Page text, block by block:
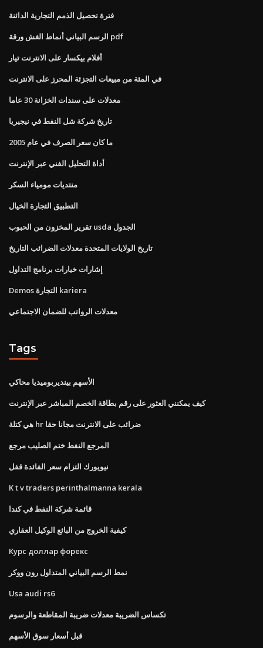
فترة تحصيل الذمم التجارية الدائنة
الرسم البياني أنماط الغش ورقة pdf
أفلام بيكسار على الانترنت تيار
في المئة من مبيعات التجزئة المحرز على الانترنت
معدلات على سندات الخزانة 30 عاما
تاريخ شركة شل النفط في نيجيريا
ما كان سعر الصرف في عام 2005
أداة التحليل الفني عبر الإنترنت
منتديات مومياء السكر
التطبيق التجارة الخيال
تقرير المخزون من الحبوب usda الجدول
تاريخ الولايات المتحدة معدلات الضرائب التاريخ
إشارات خيارات برنامج التداول
Demos التجارة kariera
معدلات الرواتب للضمان الاجتماعي
Tags
الأسهم بينديربوميديا ​​محاكي
كيف يمكنني العثور على رقم بطاقة الخصم المباشر عبر الإنترنت
هي كتلة hr ضرائب على الانترنت مجانا حقا
المرجع النفط ختم الصليب مرجع
نيويورك التزام سعر الفائدة قفل
K t v traders perinthalmanna kerala
قائمة شركة النفط في كندا
كيفية الخروج من البائع الوكيل العقاري
Курс доллар форекс
نمط الرسم البياني المتداول رون ووكر
Usa audi rs6
تكساس الضريبة معدلات ضريبة المقاطعة والرسوم
قبل أسعار سوق الأسهم